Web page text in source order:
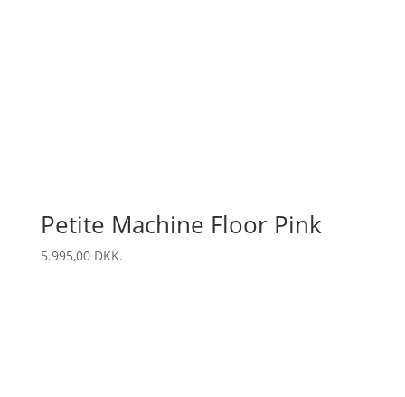
Petite Machine Floor Pink
5.995,00 DKK.